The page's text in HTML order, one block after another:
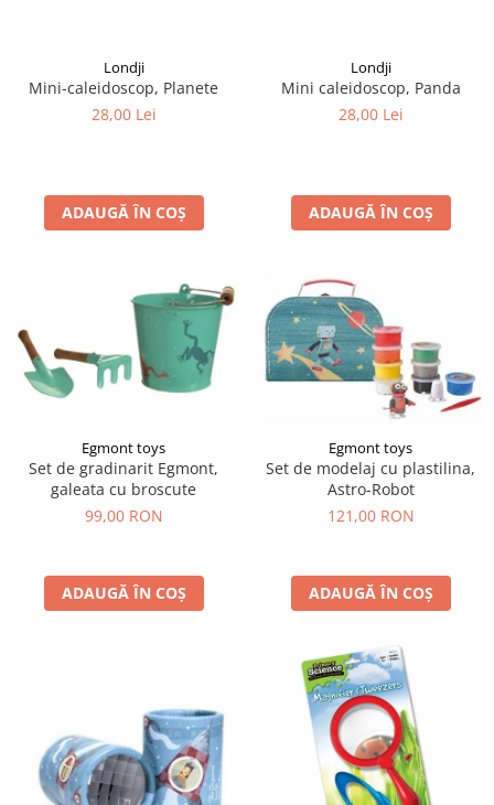
LEGO Architecture
LEGO Ideas
Londji
Mini-caleidoscop, Planete
28,00 Lei
ADAUGĂ ÎN COȘ
Londji
Mini caleidoscop, Panda
28,00 Lei
ADAUGĂ ÎN COȘ
Egmont toys
Set de gradinarit Egmont,
galeata cu broscute
99,00 RON
ADAUGĂ ÎN COȘ
Egmont toys
Set de modelaj cu plastilina,
Astro-Robot
121,00 RON
ADAUGĂ ÎN COȘ